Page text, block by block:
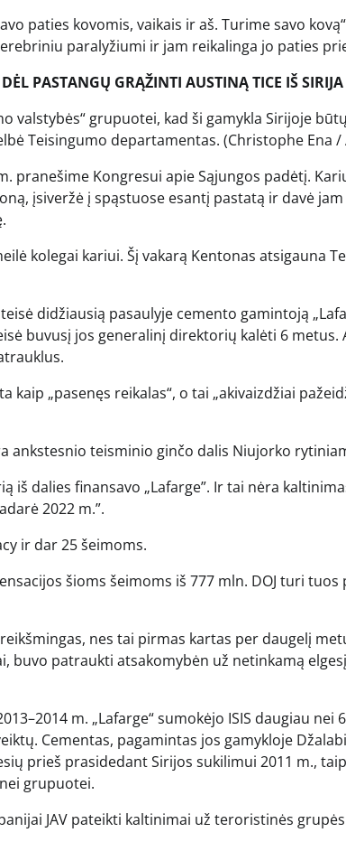
paties kovomis, vaikais ir aš. Turime savo
paralyžiumi ir jam reikalinga jo paties
PASTANGŲ GRĄŽINTI AUSTINĄ TICE IŠ SIRIJA
valstybės“ grupuotei, kad ši gamykla Sirijoje
Teisingumo departamentas. (Christophe Ena /
pranešime Kongresui apie Sąjungos padėtį.
įsiveržė į spąstuose esantį pastatą ir davė
kolegai kariui. Šį vakarą Kentonas atsigauna
didžiausią pasaulyje cemento gamintoją
buvusį jos generalinį direktorių kalėti 6 metus.
„pasenęs reikalas“, o tai „akivaizdžiai
ankstesnio teisminio ginčo dalis Niujorko
iš dalies finansavo „Lafarge”. Ir tai nėra
2022 m.”.
ir dar 25 šeimoms.
šioms šeimoms iš 777 mln. DOJ turi tuos
nes tai pirmas kartas per daugelį
buvo patraukti atsakomybėn už netinkamą
m. „Lafarge“ sumokėjo ISIS daugiau nei
Cementas, pagamintas jos gamykloje
prieš prasidedant Sirijos sukilimui 2011 m.,
grupuotei.
JAV pateikti kaltinimai už teroristinės